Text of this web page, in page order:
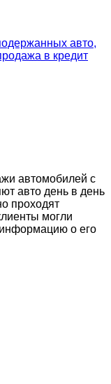
автомобилей с
авто день в день
проходят
могли
информацию о его